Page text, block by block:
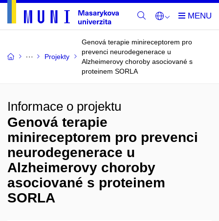
Projekty
Genová terapie minireceptorem pro
prevenci neurodegenerace u
Alzheimerovy choroby asociované s
proteinem SORLA
Informace o projektu
Genová terapie
minireceptorem pro prevenci
neurodegenerace u
Alzheimerovy choroby
asociované s proteinem
SORLA